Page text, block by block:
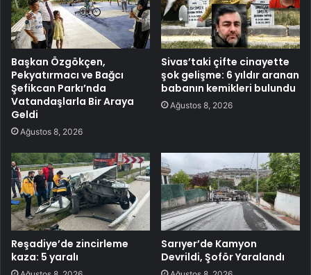
Başkan Özgökçen,
Pekyatırmacı ve Bağcı
Şefikcan Parkı’nda
Vatandaşlarla Bir Araya
Geldi
Ağustos 8, 2026
Sivas’taki çifte cinayette
şok gelişme: 6 yıldır aranan
babanın kemikleri bulundu
Ağustos 8, 2026
Reşadiye’de zincirleme
kaza: 5 yaralı
Sarıyer’de Kamyon
Devrildi, Şoför Yaralandı